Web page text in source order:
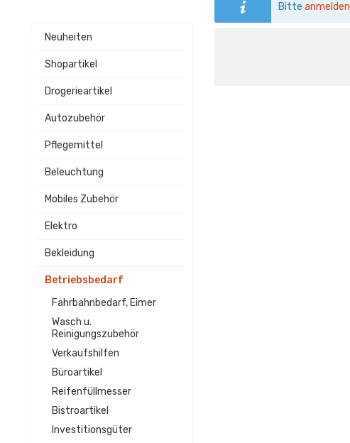
Neuheiten
Shopartikel
Drogerieartikel
Autozubehör
Pflegemittel
Beleuchtung
Mobiles Zubehör
Elektro
Bekleidung
Betriebsbedarf
Fahrbahnbedarf, Eimer
Wasch u.
Reinigungszubehör
Verkaufshilfen
Büroartikel
Reifenfüllmesser
Bistroartikel
Investitionsgüter
Bitte anmelden